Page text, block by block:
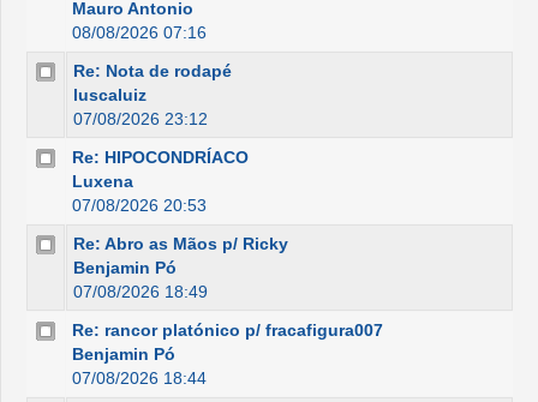
Mauro Antonio
08/08/2026 07:16
Re: Nota de rodapé
luscaluiz
07/08/2026 23:12
Re: HIPOCONDRÍACO
Luxena
07/08/2026 20:53
Re: Abro as Mãos p/ Ricky
Benjamin Pó
07/08/2026 18:49
Re: rancor platónico p/ fracafigura007
Benjamin Pó
07/08/2026 18:44